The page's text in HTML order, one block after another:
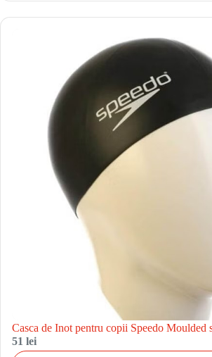
Casca de Inot pentru copii Speedo Moulded
51 lei